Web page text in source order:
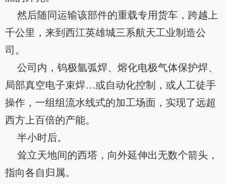
然后随同运输该部件的重载专用货车，跨越上
千公里，来到西江英雄城三系航天工业制造公
司。
公司内，钨极氩弧焊、熔化电极气体保护焊、
局部真空电子束焊…或自动化控制，或人工徒手
操作，一组组流水线式的加工场面，实现了远超
西方上百倍的产能。
半小时后。
耸立天地间的西塔，向外延伸出无数个箭头，
指向各自归属。